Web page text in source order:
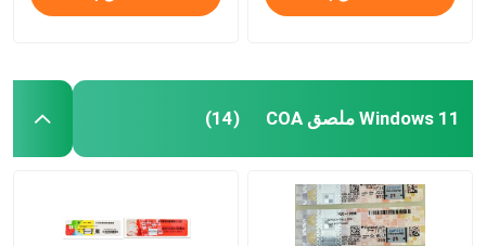
Windows 11 ملصق COA (14)